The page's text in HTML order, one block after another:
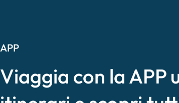
APP
Viaggia con la APP